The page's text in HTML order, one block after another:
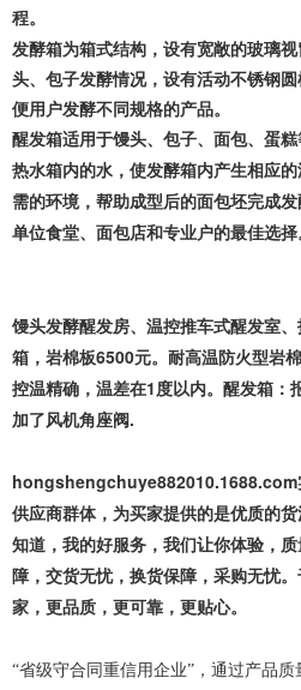
程。
发酵箱为箱式结构，设有宽敞的玻璃
头、包子发酵情况，设有活动不锈钢
便用户发酵不同规格的产品。
醒发箱适用于馒头、包子、面包、蛋
热水箱内的水，使发酵箱内产生相应
需的环境，帮助成型后的面包坯完成发
单位食堂、面包店和专业户的最佳选择
馒头发酵醒发房、温控推车式醒发室
箱，岩棉板6500元。耐高温防火型岩
控温精确，温差在1度以内。醒发箱：
加了风机角座阀.
hongshengchuye882010.1688.com
供应商群体，为买家提供的是优质的
知道，我的好服务，我们让你体验，
障，交货无忧，换货保障，采购无忧
家，更品质，更可靠，更贴心。
“省级守合同重信用企业”，通过产品